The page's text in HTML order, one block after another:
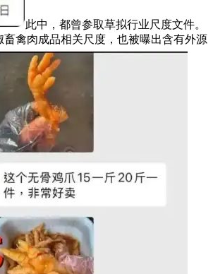
此中，都曾参取草拟行业尺度文件。
禽肉成品相关尺度，也被曝出含有外源